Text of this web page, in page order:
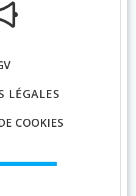
LÉGALES
COOKIES